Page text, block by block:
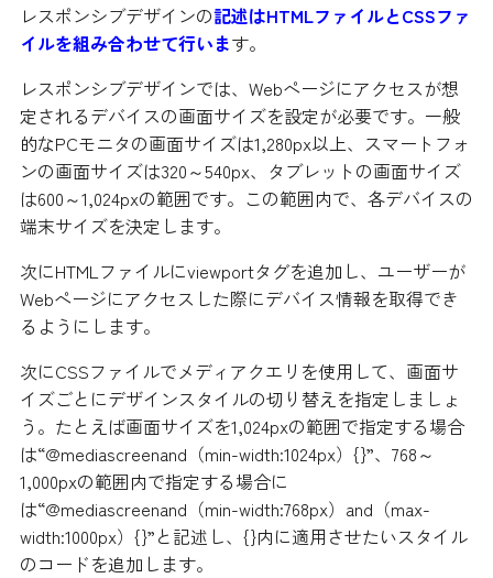
レスポンシブデザインの記述はHTMLファイルとCSSファ
イルを組み合わせて行います。
レスポンシブデザインでは、Webページにアクセスが想
定されるデバイスの画面サイズを設定が必要です。一般
的なPCモニタの画面サイズは1,280px以上、スマートフォ
ンの画面サイズは320～540px、タブレットの画面サイズ
は600～1,024pxの範囲です。この範囲内で、各デバイスの
端末サイズを決定します。
次にHTMLファイルにviewportタグを追加し、ユーザーが
Webページにアクセスした際にデバイス情報を取得でき
るようにします。
次にCSSファイルでメディアクエリを使用して、画面サ
イズごとにデザインスタイルの切り替えを指定しましょ
う。たとえば画面サイズを1,024pxの範囲で指定する場合
は“@mediascreenand（min-width:1024px）{}”、768～
1,000pxの範囲内で指定する場合に
は“@mediascreenand（min-width:768px）and（max-
width:1000px）{}”と記述し、{}内に適用させたいスタイル
のコードを追加します。